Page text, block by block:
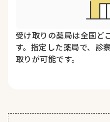
受け取りの薬局は全国ど
す。指定した薬局で、診
取りが可能です。